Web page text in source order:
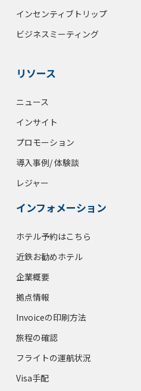
インセンティブトリップ
ビジネスミーティング
リソース
ニュース
インサイト
プロモーション
導入事例/ 体験談
レジャー
インフォメーション
ホテル予約はこちら
近鉄お勧めホテル
企業概要
拠点情報
Invoiceの印刷方法
旅程の確認
フライトの運航状況
Visa手配